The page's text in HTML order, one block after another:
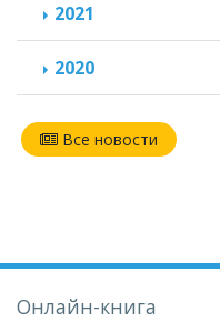
2021
2020
Все новости
Онлайн-книга